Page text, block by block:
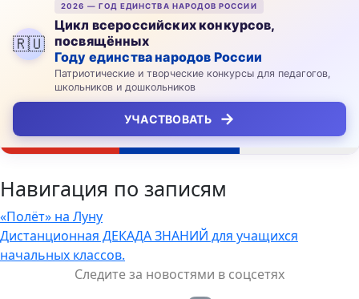
🇷🇺
2026 — ГОД ЕДИНСТВА НАРОДОВ РОССИИ
Цикл всероссийских конкурсов,
посвящённых
Году единства народов России
Патриотические и творческие конкурсы для педагогов,
школьников и дошкольников
УЧАСТВОВАТЬ →
Навигация по записям
«Полёт» на Луну
Дистанционная ДЕКАДА ЗНАНИЙ для учащихся
начальных классов.
Следите за новостями в соцсетях